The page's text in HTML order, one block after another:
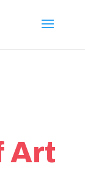
Art